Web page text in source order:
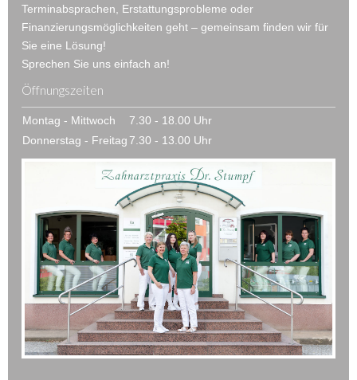
Terminabsprachen, Erstattungsprobleme oder
Finanzierungsmöglichkeiten geht – gemeinsam finden wir für
Sie eine Lösung!
Sprechen Sie uns einfach an!
Öffnungszeiten
Montag - Mittwoch
7.30 - 18.00 Uhr
Donnerstag - Freitag 7.30 - 13.00 Uhr